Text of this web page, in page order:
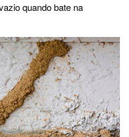
quando bate na